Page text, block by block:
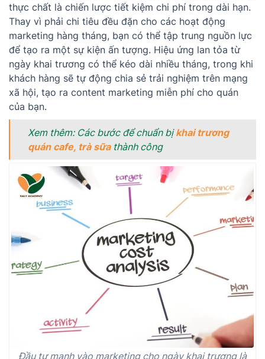
thực chất là chiến lược tiết kiệm chi phí trong dài hạn.
Thay vì phải chi tiêu đều đặn cho các hoạt động
marketing hàng tháng, bạn có thể tập trung nguồn lực
để tạo ra một sự kiện ấn tượng. Hiệu ứng lan tỏa từ
ngày khai trương có thể kéo dài nhiều tháng, trong khi
khách hàng sẽ tự động chia sẻ trải nghiệm trên mạng
xã hội, tạo ra content marketing miễn phí cho quán
của bạn.
Xem thêm: Các bước để chuẩn bịkhai trương
quán cafe, trà sữathành công
Đầu tư mạnh vào marketing cho ngày khai trương là